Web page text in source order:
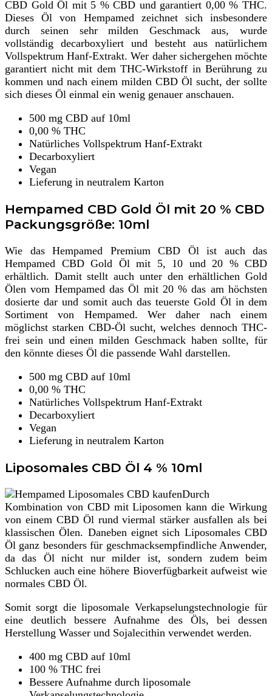
CBD Gold Öl mit 5 % CBD und garantiert 0,00 % THC.
Dieses Öl von Hempamed zeichnet sich insbesondere
durch seinen sehr milden Geschmack aus, wurde
vollständig decarboxyliert und besteht aus natürlichem
Vollspektrum Hanf-Extrakt. Wer daher sichergehen möchte
garantiert nicht mit dem THC-Wirkstoff in Berührung zu
kommen und nach einem milden CBD Öl sucht, der sollte
sich dieses Öl einmal ein wenig genauer anschauen.
500 mg CBD auf 10ml
0,00 % THC
Natürliches Vollspektrum Hanf-Extrakt
Decarboxyliert
Vegan
Lieferung in neutralem Karton
Hempamed CBD Gold Öl mit 20 % CBD
Packungsgröße: 10ml
Wie das Hempamed Premium CBD Öl ist auch das
Hempamed CBD Gold Öl mit 5, 10 und 20 % CBD
erhältlich. Damit stellt auch unter den erhältlichen Gold
Ölen vom Hempamed das Öl mit 20 % das am höchsten
dosierte dar und somit auch das teuerste Gold Öl in dem
Sortiment von Hempamed. Wer daher nach einem
möglichst starken CBD-Öl sucht, welches dennoch THC-
frei sein und einen milden Geschmack haben sollte, für
den könnte dieses Öl die passende Wahl darstellen.
500 mg CBD auf 10ml
0,00 % THC
Natürliches Vollspektrum Hanf-Extrakt
Decarboxyliert
Vegan
Lieferung in neutralem Karton
Liposomales CBD Öl 4 % 10ml
Durch
Kombination von CBD mit Liposomen kann die Wirkung
von einem CBD Öl rund viermal stärker ausfallen als bei
klassischen Ölen. Daneben eignet sich Liposomales CBD
Öl ganz besonders für geschmacksempfindliche Anwender,
da das Öl nicht nur milder ist, sondern zudem beim
Schlucken auch eine höhere Bioverfügbarkeit aufweist wie
normales CBD Öl.
Somit sorgt die liposomale Verkapselungstechnologie für
eine deutlich bessere Aufnahme des Öls, bei dessen
Herstellung Wasser und Sojalecithin verwendet werden.
400 mg CBD auf 10ml
100 % THC frei
Bessere Aufnahme durch liposomale